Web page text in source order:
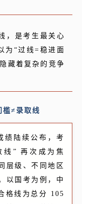
，是考生最关心
为“过线=稳进面
藏着复杂的竞争
槛≠录取线
绩陆续公布，考
线” 再次成为焦
层级、不同地区
以国考为例，中
格线为总分 105